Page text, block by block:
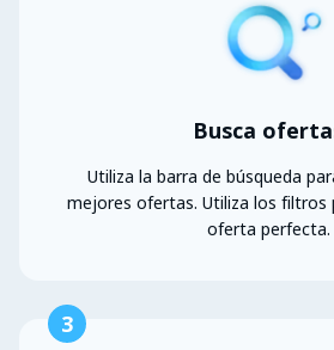
Busca
Utiliza la barra de búsqueda
mejores ofertas. Utiliza los filtros
oferta perfecta.
3